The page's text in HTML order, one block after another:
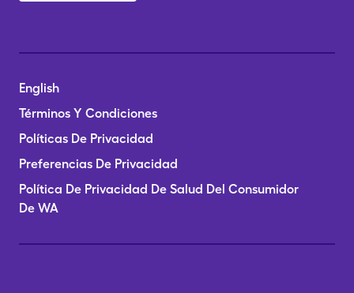
English
Términos Y Condiciones
Políticas De Privacidad
Preferencias De Privacidad
Política De Privacidad De Salud Del Consumidor
De WA